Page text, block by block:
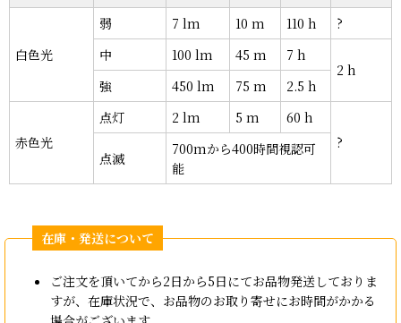
白色光
弱 7 lm 10 m 110 h
?
中
100 lm 45 m
7 h
2 h
強
450 lm 75 m 2.5 h
赤色光
点灯 2 lm 5 m
60 h
?
点滅
700mから400時間視認可
能
ご注文を頂いてから2日から5日にてお品物発送しておりま
すが、在庫状況で、お品物のお取り寄せにお時間がかかる